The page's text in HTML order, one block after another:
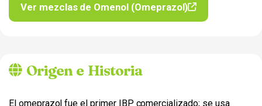
Ver mezclas de Omenol (Omeprazol)
Origen e Historia
El omeprazol fue el primer IBP comercializado; se usa